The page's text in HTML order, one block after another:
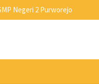
Negeri 2 Purworejo